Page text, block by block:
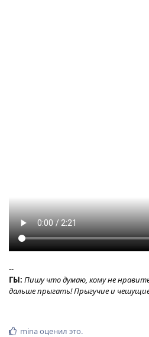
--
ГЫ: Пишу что думаю, кому не
дальше прыгать! Прыгучие и
minaоценил это.